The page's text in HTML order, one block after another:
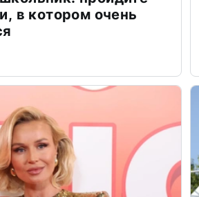
в котором очень